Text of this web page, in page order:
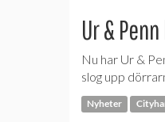
Ur &
Nu har Ur &
slog upp
Nyheter